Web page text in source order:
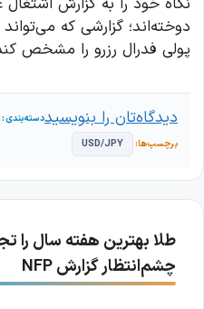
دوخته‌اند؛ گزارشی که
پولی فدرال رزرو را مشخص
USD/JPY
دیدگاه‌تان را بنویسید
طلا بهترین هفته سال را
چشم‌انتظار گزارش NFP